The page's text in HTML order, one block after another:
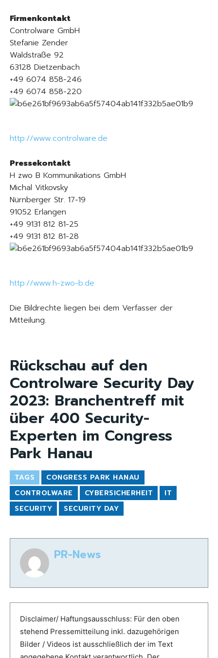
Firmenkontakt
Controlware GmbH
Stefanie Zender
Waldstraße 92
63128 Dietzenbach
+49 6074 858-246
+49 6074 858-220
http://www.controlware.de
Pressekontakt
H zwo B Kommunikations GmbH
Michal Vitkovsky
Nürnberger Str. 17-19
91052 Erlangen
+49 9131 812 81-25
+49 9131 812 81-28
http://www.h-zwo-b.de
Die Bildrechte liegen bei dem Verfasser der
Mitteilung.
Rückschau auf den
Controlware Security Day
2023: Branchentreff mit
über 400 Security-
Experten im Congress
Park Hanau
TAGS
CONGRESS PARK HANAU
CONTROLWARE
CYBERSICHERHEIT
IT
SECURITY
SECURITY DAY
PR-News
Disclaimer/ Haftungsausschluss: Für den oben
stehend Pressemitteilung inkl. dazugehörigen
Bilder / Videos ist ausschließlich der im Text